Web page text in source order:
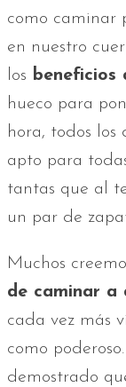
como caminar
en nuestro
los beneficios
hueco para
hora, todos los
apto para
tantas que al
un par de
Muchos
de caminar a
cada vez más
como
demostrado